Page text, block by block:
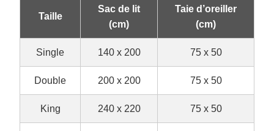
Taille
Sac de lit
(cm)
Taie d’oreiller
(cm)
Single 140 x 200 75 x 50
Double 200 x 200 75 x 50
King 240 x 220 75 x 50